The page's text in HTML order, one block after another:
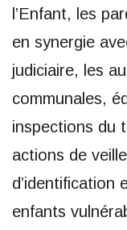
l’Enfant, les
en synergie
judiciaire, les
communales,
inspections du
actions de
d’identification
enfants